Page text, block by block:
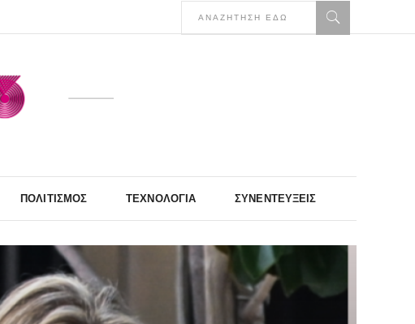
ΠΟΛΙΤΙΣΜΌΣ ΤΕΧΝΟΛΟΓΊΑ ΣΥΝΕΝΤΕΎΞΕΙΣ